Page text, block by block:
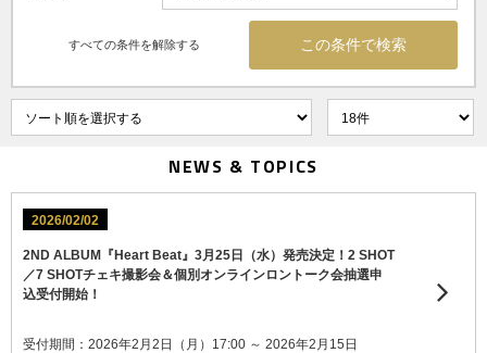
すべての条件を解除する
NEWS & TOPICS
2026/02/02
2ND ALBUM『Heart Beat』3月25日（水）発売決定！2 SHOT
／7 SHOTチェキ撮影会＆個別オンラインロントーク会抽選申
込受付開始！
受付期間：2026年2月2日（月）17:00 ～ 2026年2月15日